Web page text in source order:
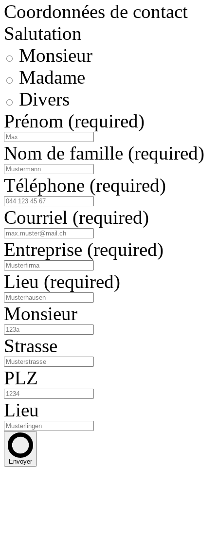
Coordonnées de contact
Salutation
Monsieur
Madame
Divers
Prénom (required)
Nom de famille (required)
Téléphone (required)
Courriel (required)
Entreprise (required)
Lieu (required)
Monsieur
Strasse
PLZ
Lieu
Envoyer